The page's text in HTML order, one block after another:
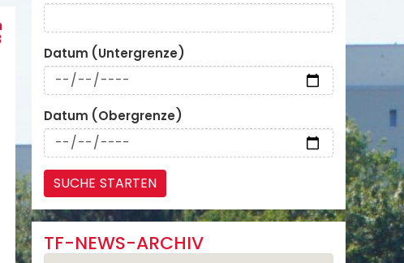
Datum (Untergrenze)
Datum (Obergrenze)
TF-NEWS-ARCHIV